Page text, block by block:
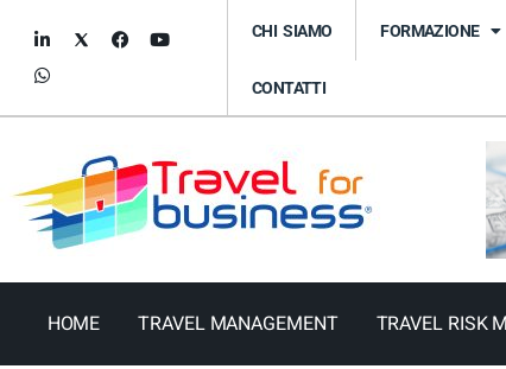
CHI SIAMO FORMAZIONE
CONTATTI
HOME TRAVEL MANAGEMENT TRAVEL RISK